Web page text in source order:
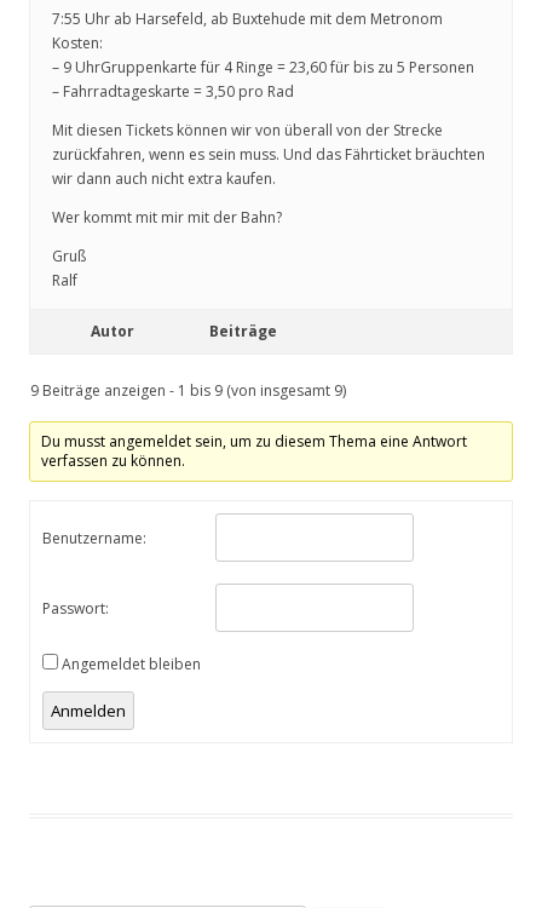
7:55 Uhr ab Harsefeld, ab Buxtehude mit dem Metronom
Kosten:
– 9 UhrGruppenkarte für 4 Ringe = 23,60 für bis zu 5 Personen
– Fahrradtageskarte = 3,50 pro Rad
Mit diesen Tickets können wir von überall von der Strecke
zurückfahren, wenn es sein muss. Und das Fährticket bräuchten
wir dann auch nicht extra kaufen.
Wer kommt mit mir mit der Bahn?
Gruß
Ralf
Autor Beiträge
9 Beiträge anzeigen - 1 bis 9 (von insgesamt 9)
Du musst angemeldet sein, um zu diesem Thema eine Antwort
verfassen zu können.
Benutzername:
Passwort:
Angemeldet bleiben
Anmelden